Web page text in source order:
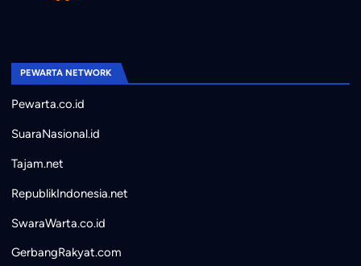
PEWARTA NETWORK
Pewarta.co.id
SuaraNasional.id
Tajam.net
RepublikIndonesia.net
SwaraWarta.co.id
GerbangRakyat.com